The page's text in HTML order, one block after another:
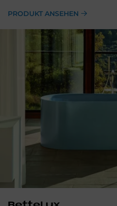
PRODUKT ANSEHEN